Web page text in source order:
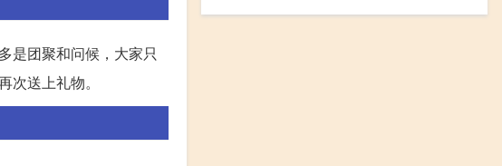
是团聚和问候，大家只
送上礼物。